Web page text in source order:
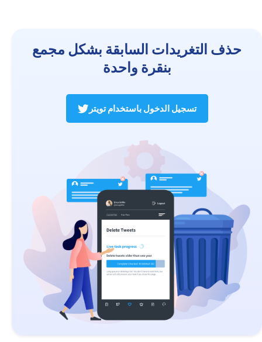
حذف التغريدات السابقة بشكل مجمع
بنقرة واحدة
تسجيل الدخول باستخدام تويتر